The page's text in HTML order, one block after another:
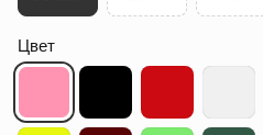
Цвет